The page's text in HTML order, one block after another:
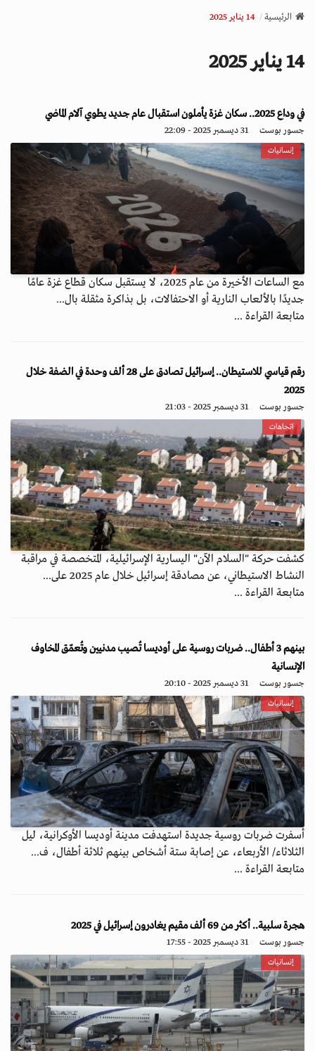
v
a
o
n
الرئيسية 14 يناير 2025
14 يناير 2025
في وداع 2025.. سكان غزة يأملون استقبال عام جديد يطوي آلام الماضي
جسور بوست 31 ديسمبر 2025 - 22:09
إنسانيات
مع الساعات الأخيرة من عام 2025، لا يستقبل سكان قطاع غزة عامًا
جديدًا بالألعاب النارية أو الاحتفالات، بل بذاكرة مثقلة بال...
متابعة القراءة ...
رقم قياسي للاستيطان.. إسرائيل تصادق على 28 ألف وحدة في الضفة خلال
2025
جسور بوست 31 ديسمبر 2025 - 21:03
اتجاهات
كشفت حركة "السلام الآن" اليسارية الإسرائيلية، المتخصصة في مراقبة
النشاط الاستيطاني، عن مصادقة إسرائيل خلال عام 2025 على...
متابعة القراءة ...
بينهم 3 أطفال.. ضربات روسية على أوديسا تُصيب مدنيين وتُعمّق المخاوف
الإنسانية
جسور بوست 31 ديسمبر 2025 - 20:10
إنسانيات
أسفرت ضربات روسية جديدة استهدفت مدينة أوديسا الأوكرانية، ليل
الثلاثاء/ الأربعاء، عن إصابة ستة أشخاص بينهم ثلاثة أطفال، ف...
متابعة القراءة ...
هجرة سلبية.. أكثر من 69 ألف مقيم يغادرون إسرائيل في 2025
جسور بوست 31 ديسمبر 2025 - 17:55
إنسانيات